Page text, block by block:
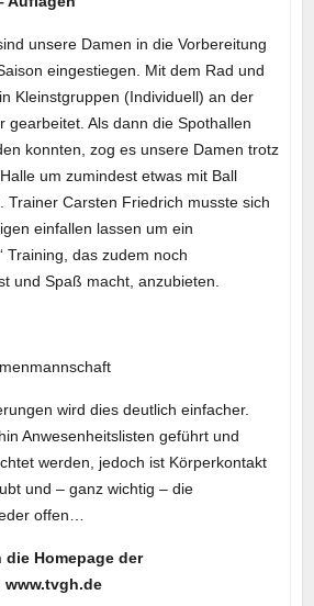
unsere Damen in die Vorbereitung
eingestiegen. Mit dem Rad und
Kleinstgruppen (Individuell) an der
gearbeitet. Als dann die Spothallen
konnten, zog es unsere Damen trotz
um zumindest etwas mit Ball
Trainer Carsten Friedrich musste sich
einfallen lassen um ein
Training, das zudem noch
und Spaß macht, anzubieten.
wird dies deutlich einfacher.
Anwesenheitslisten geführt und
werden, jedoch ist Körperkontakt
und – ganz wichtig – die
offen…
die Homepage der